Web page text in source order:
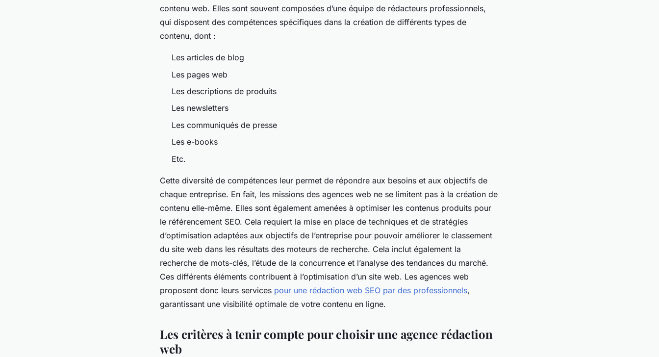
contenu web. Elles sont souvent composées d’une équipe de rédacteurs professionnels,
qui disposent des compétences spécifiques dans la création de différents types de
contenu, dont :
Les articles de blog
Les pages web
Les descriptions de produits
Les newsletters
Les communiqués de presse
Les e-books
Etc.
Cette diversité de compétences leur permet de répondre aux besoins et aux objectifs de
chaque entreprise. En fait, les missions des agences web ne se limitent pas à la création de
contenu elle-même. Elles sont également amenées à optimiser les contenus produits pour
le référencement SEO. Cela requiert la mise en place de techniques et de stratégies
d’optimisation adaptées aux objectifs de l’entreprise pour pouvoir améliorer le classement
du site web dans les résultats des moteurs de recherche. Cela inclut également la
recherche de mots-clés, l’étude de la concurrence et l’analyse des tendances du marché.
Ces différents éléments contribuent à l’optimisation d’un site web. Les agences web
proposent donc leurs services pour une rédaction web SEO par des professionnels,
garantissant une visibilité optimale de votre contenu en ligne.
Les critères à tenir compte pour choisir une agence rédaction
web